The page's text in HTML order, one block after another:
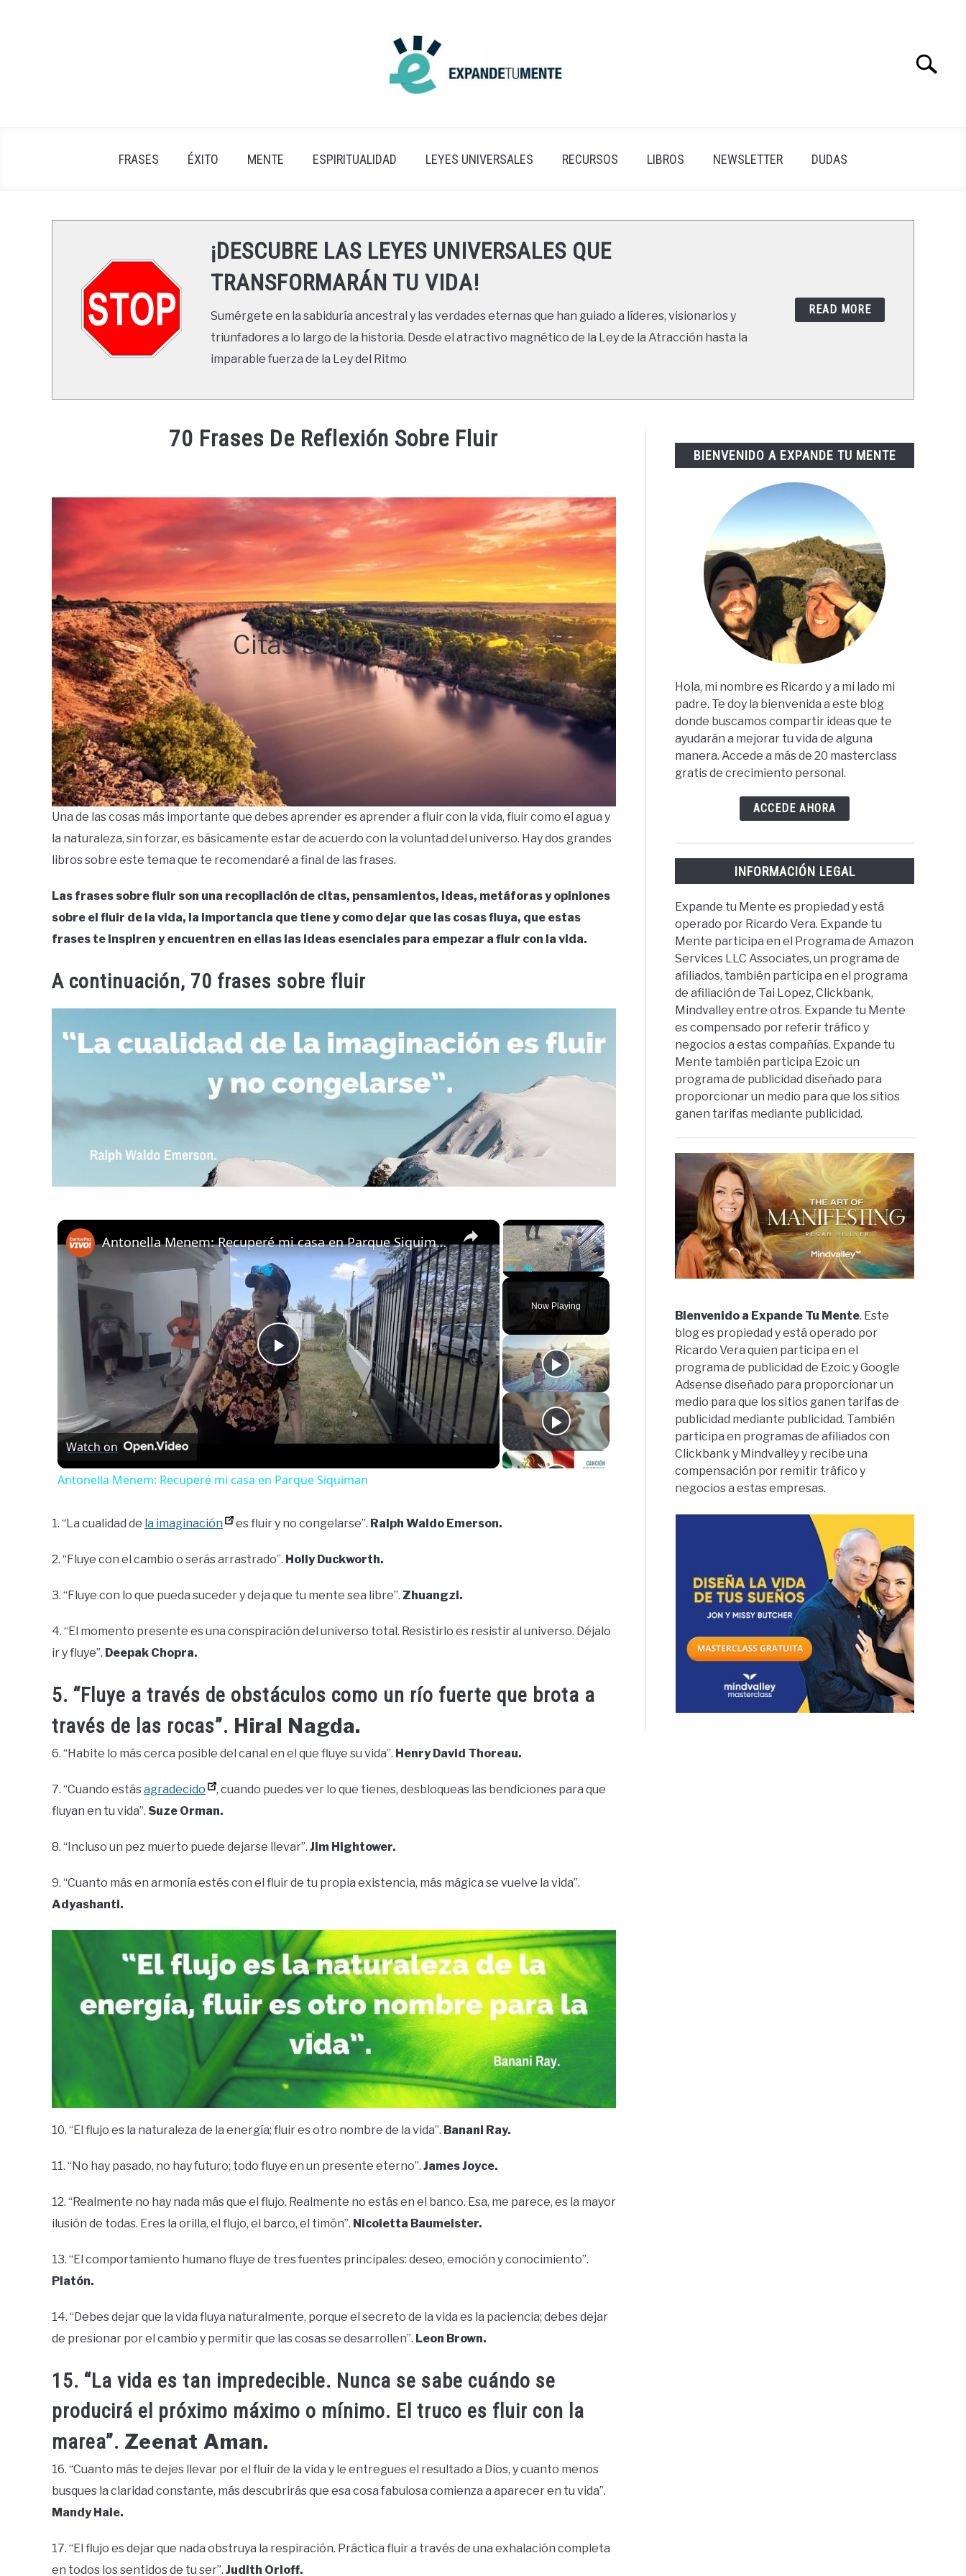
Search
FRASES ÉXITO MENTE ESPIRITUALIDAD LEYES UNIVERSALES RECURSOS LIBROS NEWSLETTER DUDAS
¡DESCUBRE LAS LEYES UNIVERSALES QUE
TRANSFORMARÁN TU VIDA!
Sumérgete en la sabiduría ancestral y las verdades eternas que han guiado a líderes, visionarios y
triunfadores a lo largo de la historia. Desde el atractivo magnético de la Ley de la Atracción hasta la
imparable fuerza de la Ley del Ritmo
READ MORE
70 Frases De Reflexión Sobre Fluir
Ricardo
Citas Sobre Fluir
Una de las cosas más importante que debes aprender es aprender a fluir con la vida, fluir como el agua y
la naturaleza, sin forzar, es básicamente estar de acuerdo con la voluntad del universo. Hay dos grandes
libros sobre este tema que te recomendaré a final de las frases.
Las frases sobre fluir son una recopilación de citas, pensamientos, ideas, metáforas y opiniones
sobre el fluir de la vida, la importancia que tiene y como dejar que las cosas fluya, que estas
frases te inspiren y encuentren en ellas las ideas esenciales para empezar a fluir con la vida.
A continuación, 70 frases sobre fluir
×
Unmute Fullscreen
Now Playing
×
Play
Video
Antonella Menem: Recuperé mi casa en Parque Siquiman
Watch on
Antonella Menem: Recuperé mi casa en Parque Siquiman
1. “La cualidad de la imaginación es fluir y no congelarse”. Ralph Waldo Emerson.
2. “Fluye con el cambio o serás arrastrado”. Holly Duckworth.
3. “Fluye con lo que pueda suceder y deja que tu mente sea libre”. Zhuangzi.
4. “El momento presente es una conspiración del universo total. Resistirlo es resistir al universo. Déjalo
ir y fluye”. Deepak Chopra.
5. “Fluye a través de obstáculos como un río fuerte que brota a
través de las rocas”. Hiral Nagda.
6. “Habite lo más cerca posible del canal en el que fluye su vida”. Henry David Thoreau.
7. “Cuando estásagradecido
, cuando puedes ver lo que tienes, desbloqueas las bendiciones para que
fluyan en tu vida”. Suze Orman.
8. “Incluso un pez muerto puede dejarse llevar”. Jim Hightower.
9. “Cuanto más en armonía estés con el fluir de tu propia existencia, más mágica se vuelve la vida”.
Adyashanti.
10. “El flujo es la naturaleza de la energía; fluir es otro nombre de la vida”. Banani Ray.
11. “No hay pasado, no hay futuro; todo fluye en un presente eterno”. James Joyce.
12. “Realmente no hay nada más que el flujo. Realmente no estás en el banco. Esa, me parece, es la mayor
ilusión de todas. Eres la orilla, el flujo, el barco, el timón”. Nicoletta Baumeister.
13. “El comportamiento humano fluye de tres fuentes principales: deseo, emoción y conocimiento”.
Platón.
14. “Debes dejar que la vida fluya naturalmente, porque el secreto de la vida es la paciencia; debes dejar
de presionar por el cambio y permitir que las cosas se desarrollen”. Leon Brown.
15. “La vida es tan impredecible. Nunca se sabe cuándo se
producirá el próximo máximo o mínimo. El truco es fluir con la
marea”. Zeenat Aman.
16. “Cuanto más te dejes llevar por el fluir de la vida y le entregues el resultado a Dios, y cuanto menos
busques la claridad constante, más descubrirás que esa cosa fabulosa comienza a aparecer en tu vida”.
Mandy Hale.
17. “El flujo es dejar que nada obstruya la respiración. Práctica fluir a través de una exhalación completa
en todos los sentidos de tu ser”. Judith Orloff.
BIENVENIDO A EXPANDE TU MENTE
Hola, mi nombre es Ricardo y a mi lado mi
padre. Te doy la bienvenida a este blog
donde buscamos compartir ideas que te
ayudarán a mejorar tu vida de alguna
manera. Accede a más de 20 masterclass
gratis de crecimiento personal.
ACCEDE AHORA
INFORMACIÓN LEGAL
Expande tu Mente es propiedad y está
operado por Ricardo Vera. Expande tu
Mente participa en el Programa de Amazon
Services LLC Associates, un programa de
afiliados, también participa en el programa
de afiliación de Tai Lopez, Clickbank,
Mindvalley entre otros. Expande tu Mente
es compensado por referir tráfico y
negocios a estas compañías. Expande tu
Mente también participa Ezoic un
programa de publicidad diseñado para
proporcionar un medio para que los sitios
ganen tarifas mediante publicidad.
Bienvenido a Expande Tu Mente. Este
blog es propiedad y está operado por
Ricardo Vera quien participa en el
programa de publicidad de Ezoic y Google
Adsense diseñado para proporcionar un
medio para que los sitios ganen tarifas de
publicidad mediante publicidad. También
participa en programas de afiliados con
Clickbank y Mindvalley y recibe una
compensación por remitir tráfico y
negocios a estas empresas.